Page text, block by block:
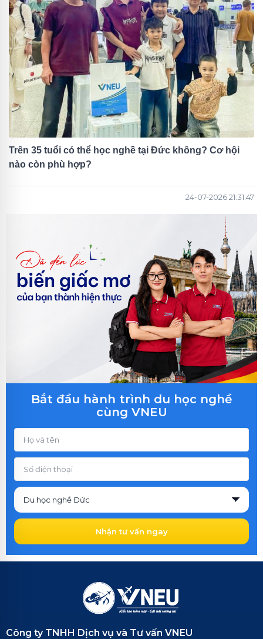
Trên 35 tuổi có thể học nghề tại Đức không? Cơ hội
nào còn phù hợp?
24-07-2026 21:31:47
Bắt đầu hành trình du học nghề
cùng VNEU
Nhận tư vấn ngay
Công ty TNHH Dịch vụ và Tư vấn VNEU